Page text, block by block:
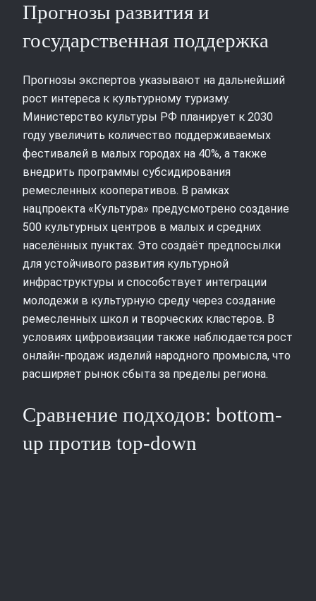
Прогнозы развития и
государственная поддержка
Прогнозы экспертов указывают на дальнейший
рост интереса к культурному туризму.
Министерство культуры РФ планирует к 2030
году увеличить количество поддерживаемых
фестивалей в малых городах на 40%, а также
внедрить программы субсидирования
ремесленных кооперативов. В рамках
нацпроекта «Культура» предусмотрено создание
500 культурных центров в малых и средних
населённых пунктах. Это создаёт предпосылки
для устойчивого развития культурной
инфраструктуры и способствует интеграции
молодежи в культурную среду через создание
ремесленных школ и творческих кластеров. В
условиях цифровизации также наблюдается рост
онлайн-продаж изделий народного промысла, что
расширяет рынок сбыта за пределы региона.
Сравнение подходов: bottom-
up против top-down